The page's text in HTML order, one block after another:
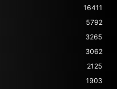
16411
5792
3265
3062
2125
1903